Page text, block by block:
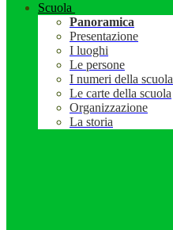
Scuola
Panoramica
Presentazione
I luoghi
Le persone
I numeri della scuola
Le carte della scuola
Organizzazione
La storia